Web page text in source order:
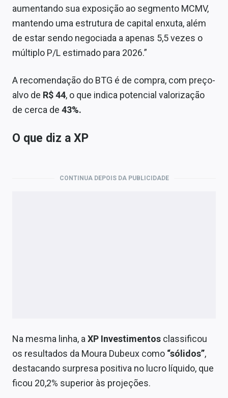
aumentando sua exposição ao segmento MCMV,
mantendo uma estrutura de capital enxuta, além
de estar sendo negociada a apenas 5,5 vezes o
múltiplo P/L estimado para 2026.”
A recomendação do BTG é de compra, com preço-
alvo de R$ 44, o que indica potencial valorização
de cerca de 43%.
O que diz a XP
CONTINUA DEPOIS DA PUBLICIDADE
Na mesma linha, aXP Investimentos classificou
os resultados da Moura Dubeux como “sólidos”,
destacando surpresa positiva no lucro líquido, que
ficou 20,2% superior às projeções.